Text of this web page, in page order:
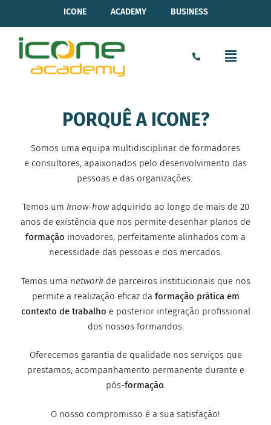
ICONE ACADEMY BUSINESS
PORQUÊ A ICONE?
Somos uma equipa multidisciplinar de formadores
e consultores, apaixonados pelo desenvolvimento das
pessoas e das organizações.
Temos um know-howadquirido ao longo de mais de 20
anos de existência que nos permite desenhar planos de
formação inovadores, perfeitamente alinhados com a
necessidade das pessoas e dos mercados.
Temos uma networkde parceiros institucionais que nos
permite a realização eficaz da formação prática em
contexto de trabalho e posterior integração profissional
dos nossos formandos.
Oferecemos garantia de qualidade nos serviços que
prestamos, acompanhamento permanente durante e
pós-formação.
O nosso compromisso é a sua satisfação!